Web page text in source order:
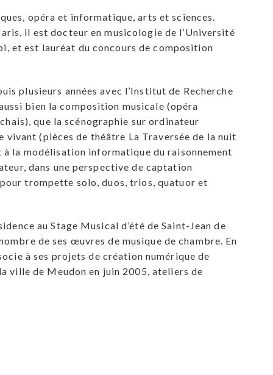
opéra et informatique, arts et sciences.
il est docteur en musicologie de l’Université
et est lauréat du concours de composition
plusieurs années avec l’Institut de Recherche
bien la composition musicale (opéra
que la scénographie sur ordinateur
(pièces de théâtre La Traversée de la nuit
la modélisation informatique du raisonnement
dans une perspective de captation
trompette solo, duos, trios, quatuor et
au Stage Musical d’été de Saint-Jean de
de ses œuvres de musique de chambre. En
à ses projets de création numérique de
ville de Meudon en juin 2005, ateliers de